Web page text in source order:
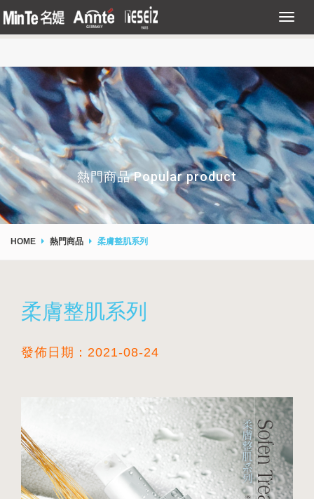
熱門商品 Popular product
HOME 熱門商品 柔膚整肌系列
柔膚整肌系列
發佈日期：2021-08-24